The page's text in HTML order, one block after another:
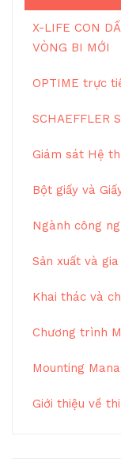
X-LIFE CON
VÒNG BI MỚI
OPTIME trực
SCHAEFFLER
Giám sát Hệ
Bột giấy và
Ngành công
Sản xuất và
Khai thác và
Chương trình
Mounting
Giới thiệu về